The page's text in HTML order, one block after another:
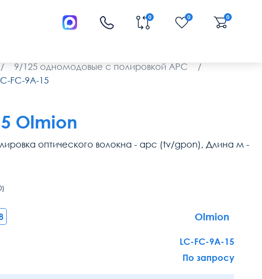
0 0 0
/ 9/125 одномодовые с полировкой APC
/
FC-9A-15
Olmion
оптического волокна - apc (tv/gpon), Длина м -
Olmion
LC-FC-9A-15
По запросу